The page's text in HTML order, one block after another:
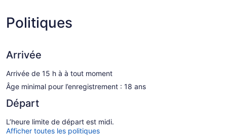
Politiques
Arrivée
Arrivée de 15 h à à tout moment
Âge minimal pour l’enregistrement : 18 ans
Départ
L’heure limite de départ est midi.
Afficher toutes les politiques